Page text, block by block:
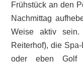
Frühstück an den
Nachmittag
Weise aktiv
Reiterhof), die
oder eben Golf